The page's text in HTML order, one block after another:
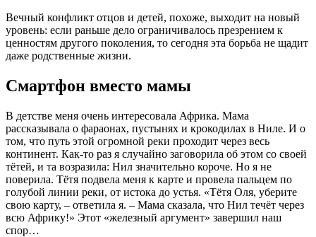
Вечный конфликт отцов и детей, похоже, выходит на новый
уровень: если раньше дело ограничивалось презрением к
ценностям другого поколения, то сегодня эта борьба не щадит
даже родственные жизни.
Смартфон вместо мамы
В детстве меня очень интересовала Африка. Мама
рассказывала о фараонах, пустынях и крокодилах в Ниле. И о
том, что путь этой огромной реки проходит через весь
континент. Как-то раз я случайно заговорила об этом со своей
тётей, и та возразила: Нил значительно короче. Но я не
поверила. Тётя подвела меня к карте и провела пальцем по
голубой линии реки, от истока до устья. «Тётя Оля, уберите
свою карту, – ответила я. – Мама сказала, что Нил течёт через
всю Африку!» Этот «железный аргумент» завершил наш
спор…